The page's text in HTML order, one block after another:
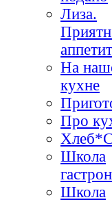
Лиза.
На
кухне
Про
Школа
Школа